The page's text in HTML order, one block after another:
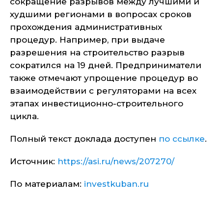
худшими регионами в вопросах сроков
прохождения административных
процедур. Например, при выдаче
разрешения на строительство разрыв
сократился на 19 дней. Предприниматели
также отмечают упрощение процедур во
взаимодействии с регуляторами на всех
этапах инвестиционно-строительного
цикла.
Полный текст доклада доступен по ссылке.
Источник: https://asi.ru/news/207270/
По материалам: investkuban.ru